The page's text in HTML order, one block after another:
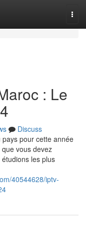
: Le
Discuss
pour cette année
vous devez
les plus
40544628/iptv-